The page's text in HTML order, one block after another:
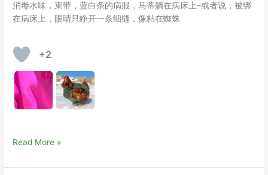
M
E
消毒水味，束带，蓝白条的病服，马蒂躺在病床上–或者说，被绑
在病床上，眼睛只睁开一条细缝，像粘在蜘蛛
+2
S
A
Read More »